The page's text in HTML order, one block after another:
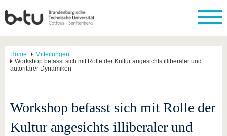
Home
Mitteilungen
Workshop befasst sich mit Rolle der Kultur angesichts illiberaler und
autoritärer Dynamiken
Workshop befasst sich mit Rolle der
Kultur angesichts illiberaler und